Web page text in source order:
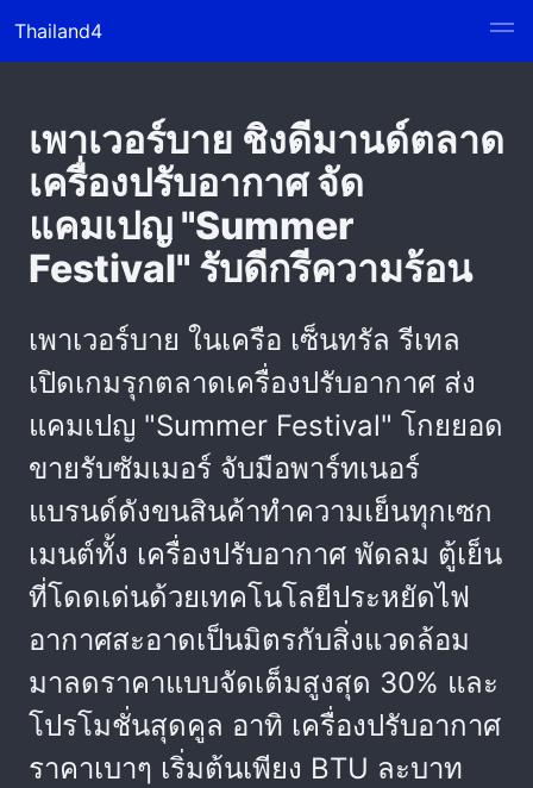
Thailand4
เพาเวอร์บาย ชิงดีมานด์ตลาด
เครื่องปรับอากาศ จัด
แคมเปญ "Summer
Festival" รับดีกรีความร้อน
เพาเวอร์บาย ในเครือ เซ็นทรัล รีเทล
เปิดเกมรุกตลาดเครื่องปรับอากาศ ส่ง
แคมเปญ "Summer Festival" โกยยอด
ขายรับซัมเมอร์ จับมือพาร์ทเนอร์
แบรนด์ดังขนสินค้าทำความเย็นทุกเซก
เมนต์ทั้ง เครื่องปรับอากาศ พัดลม ตู้เย็น
ที่โดดเด่นด้วยเทคโนโลยีประหยัดไฟ
อากาศสะอาดเป็นมิตรกับสิ่งแวดล้อม
มาลดราคาแบบจัดเต็มสูงสุด 30% และ
โปรโมชั่นสุดคูล อาทิ เครื่องปรับอากาศ
ราคาเบาๆ เริ่มต้นเพียง BTU ละบาท